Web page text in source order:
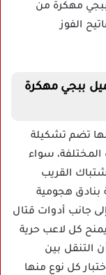
مهكرة من
الفوز
ببجي مهكرة
تضم تشكيلة
سواء
القريب
هجومية
جانب أدوات قتال
كل لاعب حرية
التنقل بين
كل نوع منها